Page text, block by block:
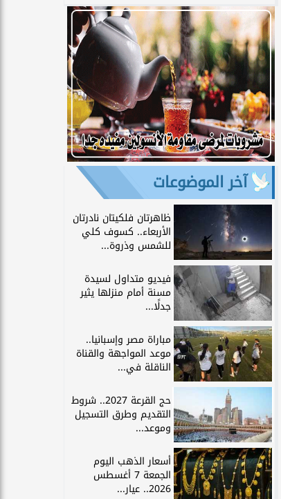
آخر الموضوعات
ظاهرتان فلكيتان نادرتان
الأربعاء.. كسوف كلي
للشمس وذروة...
فيديو متداول لسيدة
مسنة أمام منزلها يثير
جدلًا...
مباراة مصر وإسبانيا..
موعد المواجهة والقناة
الناقلة في...
حج القرعة 2027.. شروط
التقديم وطرق التسجيل
وموعد...
أسعار الذهب اليوم
الجمعة 7 أغسطس
2026.. عيار...